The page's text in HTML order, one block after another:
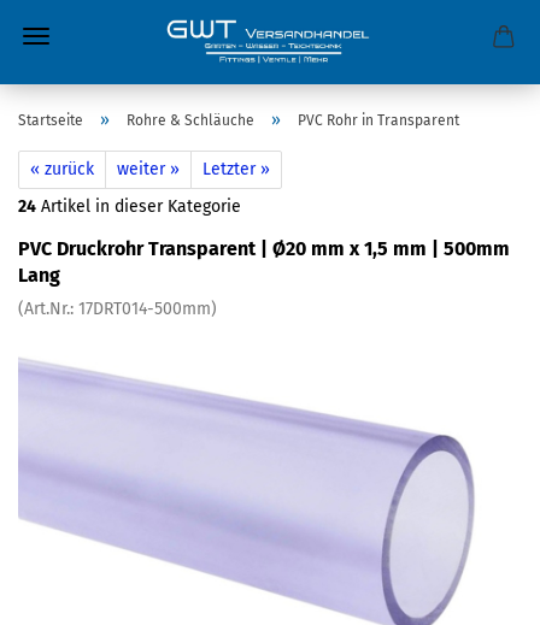
Startseite » Rohre & Schläuche » PVC Rohr in Transparent
« zurück weiter »
Letzter »
24 Artikel in dieser Kategorie
PVC Druckrohr Transparent | Ø20 mm x 1,5 mm | 500mm
Lang
(Art.Nr.: 17DRT014-500mm)